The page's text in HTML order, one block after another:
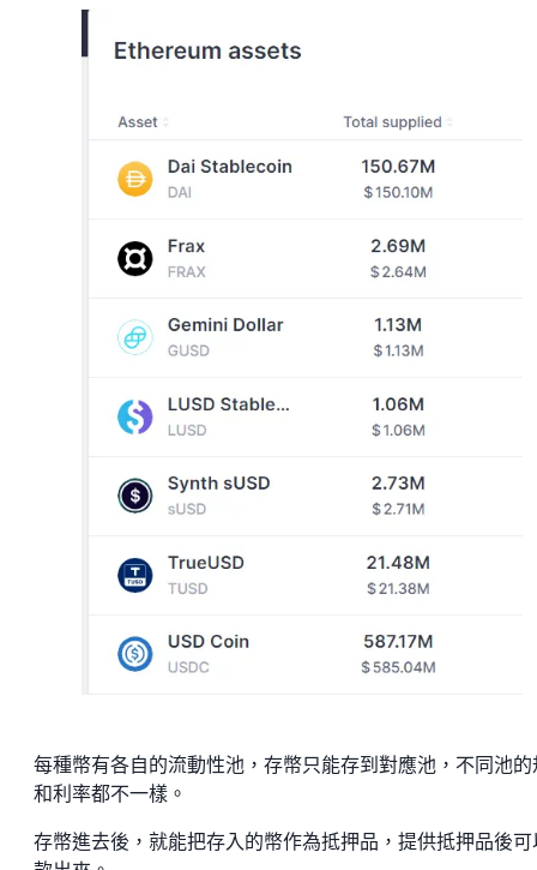
每種幣有各自的流動性池，存幣只能存到對應池，不同池的
和利率都不一樣。
存幣進去後，就能把存入的幣作為抵押品，提供抵押品後可